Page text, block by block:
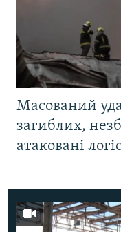
Масований
загиблих,
атаковані